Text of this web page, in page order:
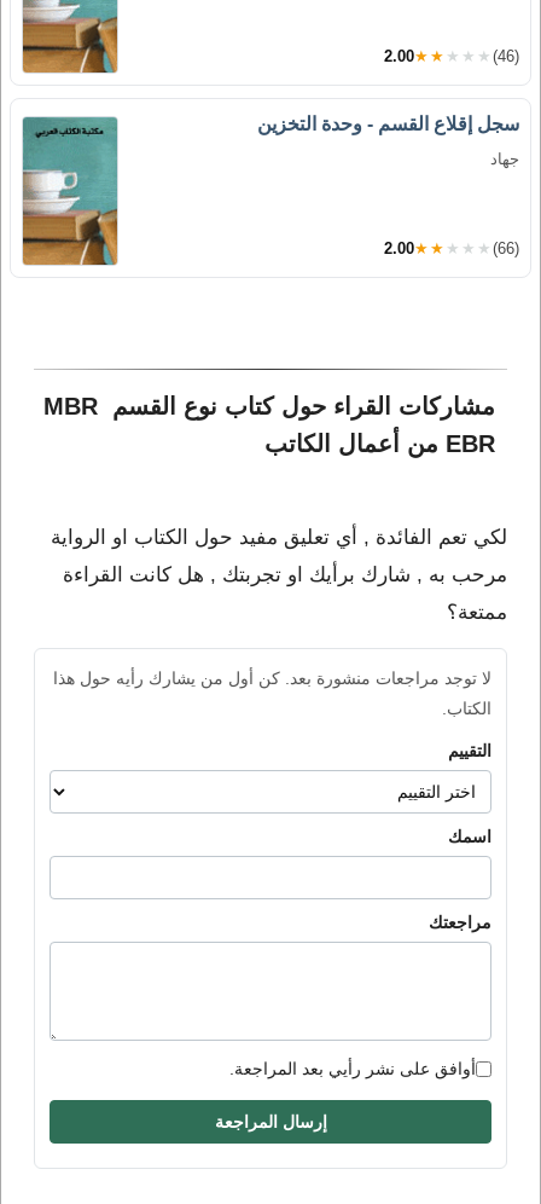
2.00★★★★★ (46)
سجل إقلاع القسم - وحدة التخزين
جهاد
2.00★★★★★ (66)
مشاركات القراء حول كتاب نوع القسم MBR
EBR من أعمال الكاتب
لكي تعم الفائدة , أي تعليق مفيد حول الكتاب او الرواية
مرحب به , شارك برأيك او تجربتك , هل كانت القراءة
ممتعة؟
لا توجد مراجعات منشورة بعد. كن أول من يشارك رأيه حول هذا
الكتاب.
التقييم
اسمك
مراجعتك
أوافق على نشر رأيي بعد المراجعة.
إرسال المراجعة